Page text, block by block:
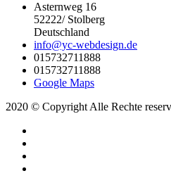
Asternweg 16
52222/ Stolberg
Deutschland
info@yc-webdesign.de
015732711888
015732711888
Google Maps
2020 © Copyright Alle Rechte